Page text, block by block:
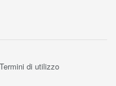
Termini di utilizzo